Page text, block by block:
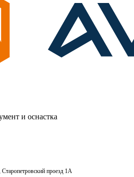
и оснастка
проезд 1А